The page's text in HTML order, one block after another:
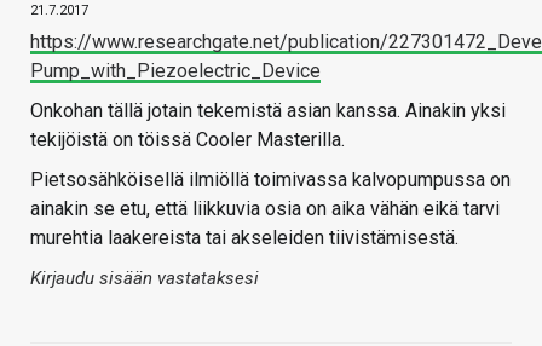
21.7.2017
https://www.researchgate.net/publication/
Pump_with_Piezoelectric_Device
Onkohan tällä jotain tekemistä asian kanssa. Ainakin yksi
tekijöistä on töissä Cooler Masterilla.
Pietsosähköisellä ilmiöllä toimivassa kalvopumpussa on
ainakin se etu, että liikkuvia osia on aika vähän eikä tarvi
murehtia laakereista tai akseleiden tiivistämisestä.
Kirjaudu sisään vastataksesi